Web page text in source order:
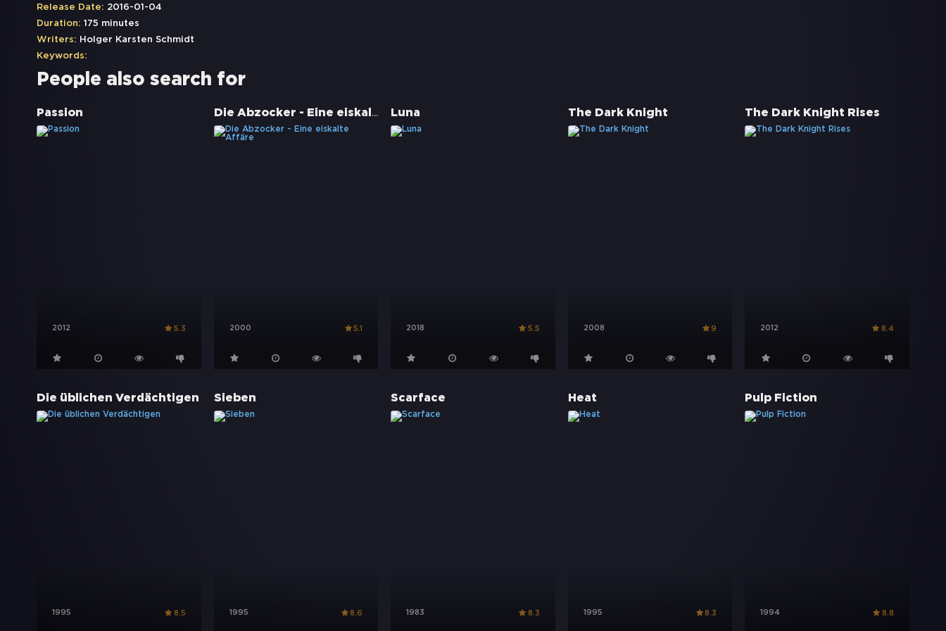
Release Date: 2016-01-04
Duration: 175 minutes
Writers: Holger Karsten Schmidt
Keywords:
People also search for
Passion
2012 5.3
Die Abzocker - Eine eiskalte Affäre
2000 5.1
Luna
2018 5.5
The Dark Knight
2008 9
The Dark Knight Rises
2012 8.4
Die üblichen Verdächtigen
1995 8.5
Sieben
1995 8.6
Scarface
1983 8.3
Heat
1995 8.3
Pulp Fiction
1994 8.8